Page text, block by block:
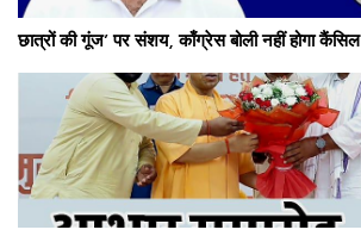
छात्रों की गूंज’ पर संशय, काँग्रेस बोली नहीं होगा कैंसिल